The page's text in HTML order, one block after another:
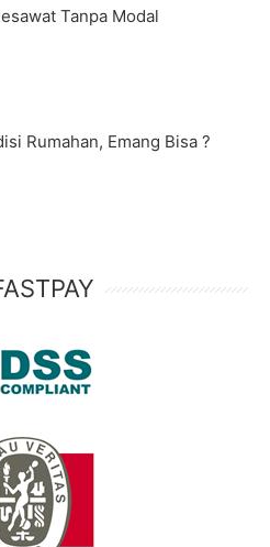
Tanpa Modal
Rumahan, Emang Bisa ?